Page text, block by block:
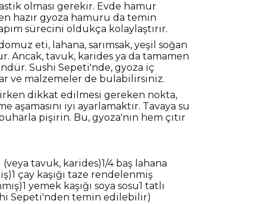
olması gerekir. Evde hamur
hazır gyoza hamuru da temin
sürecini oldukça kolaylaştırır.
eti, lahana, sarımsak, yeşil soğan
Ancak, tavuk, karides ya da tamamen
Sushi Sepeti'nde, gyoza iç
ve malzemeler de bulabilirsiniz.
dikkat edilmesi gereken nokta,
aşamasını iyi ayarlamaktır. Tavaya su
pişirin. Bu, gyoza'nın hem çıtır
tavuk, karides)1/4 baş lahana
çay kaşığı taze rendelenmiş
yemek kaşığı soya sosu1 tatlı
Sepeti'nden temin edilebilir)